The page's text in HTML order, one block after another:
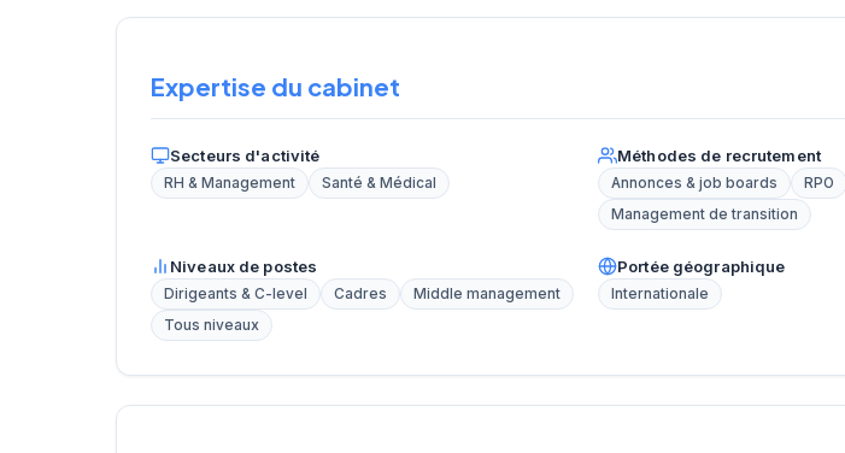
Expertise du cabinet
Secteurs d'activité
RH & Management Santé & Médical
Méthodes de recrutement
Annonces & job boards
RPO
Management de transition
Niveaux de postes
Dirigeants & C-level Cadres
Middle management
Tous niveaux
Portée géographique
Internationale